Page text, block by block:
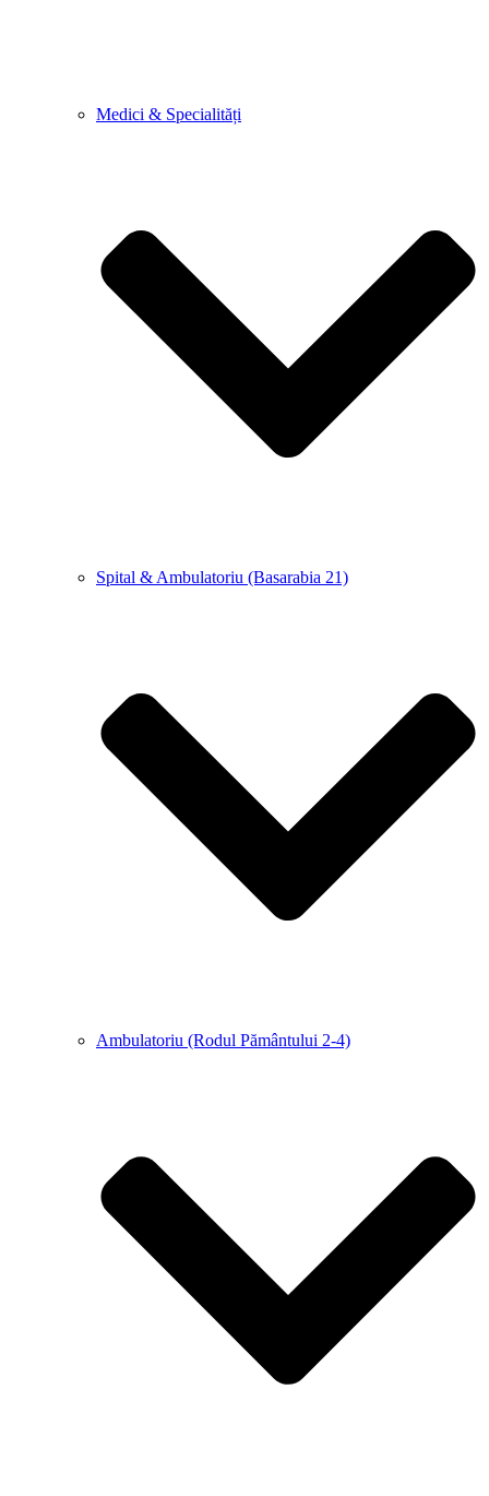
Medici & Specialități
Spital & Ambulatoriu (Basarabia 21)
Ambulatoriu (Rodul Pământului 2-4)